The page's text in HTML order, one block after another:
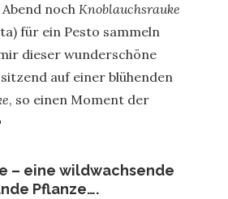
noch Knoblauchsrauke
für ein Pesto sammeln
dieser wunderschöne
auf einer blühenden
, so einen Moment der
– eine wildwachsende
Pflanze….